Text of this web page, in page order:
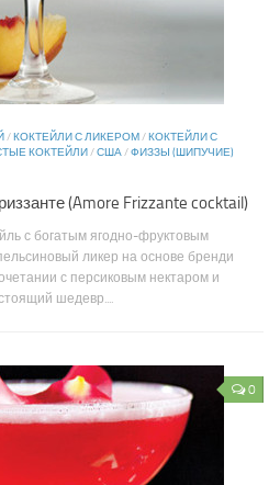
/КОКТЕЙЛИ С ЛИКЕРОМ/КОКТЕЙЛИ С
КОКТЕЙЛИ/США/ФИЗЗЫ (ШИПУЧИЕ)
(Amore Frizzante cocktail)
с богатым ягодно-фруктовым
ликер на основе бренди
с персиковым нектаром и
шедевр....
0